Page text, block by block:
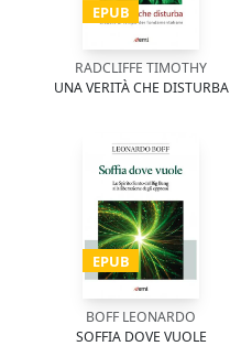
EPUB
RADCLIFFE TIMOTHY
UNA VERITÀ CHE DISTURBA
EPUB
BOFF LEONARDO
SOFFIA DOVE VUOLE